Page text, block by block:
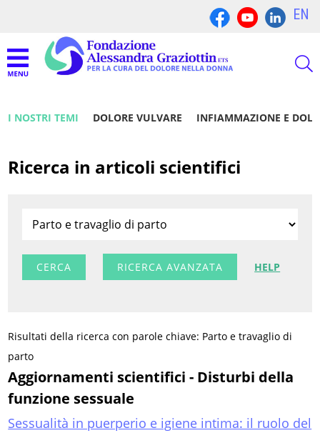
EN
I NOSTRI TEMI DOLORE VULVARE INFIAMMAZIONE E
Ricerca in articoli scientifici
RICERCA AVANZATA HELP
Risultati della ricerca con parole chiave: Parto e travaglio di
parto
Aggiornamenti scientifici - Disturbi della
funzione sessuale
Sessualità in puerperio e igiene intima: il ruolo del